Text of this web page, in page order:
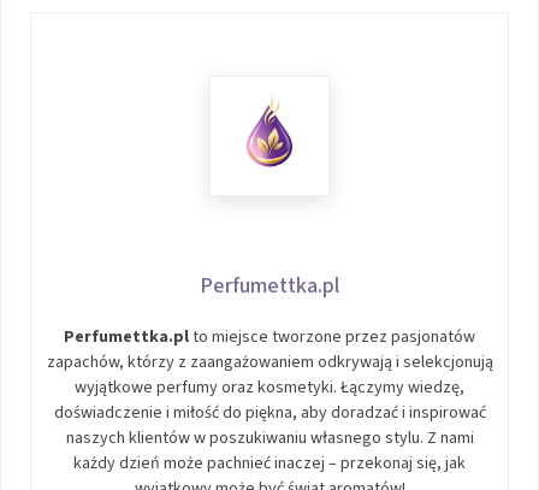
Perfumettka.pl
Perfumettka.plto miejsce tworzone przez pasjonatów
zapachów, którzy z zaangażowaniem odkrywają i selekcjonują
wyjątkowe perfumy oraz kosmetyki. Łączymy wiedzę,
doświadczenie i miłość do piękna, aby doradzać i inspirować
naszych klientów w poszukiwaniu własnego stylu. Z nami
każdy dzień może pachnieć inaczej – przekonaj się, jak